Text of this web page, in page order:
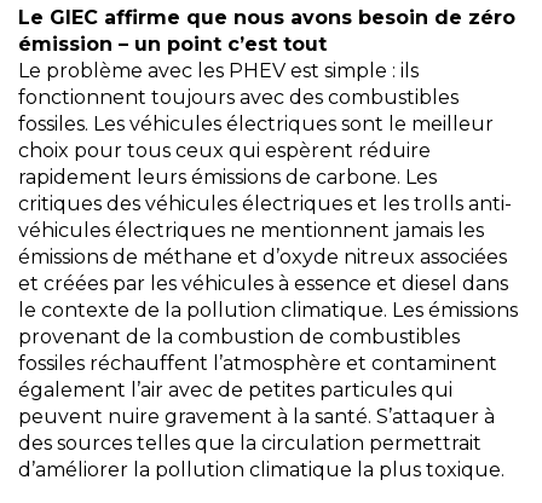
Le GIEC affirme que nous avons besoin de zéro
émission – un point c’est tout
Le problème avec les PHEV est simple : ils
fonctionnent toujours avec des combustibles
fossiles. Les véhicules électriques sont le meilleur
choix pour tous ceux qui espèrent réduire
rapidement leurs émissions de carbone. Les
critiques des véhicules électriques et les trolls anti-
véhicules électriques ne mentionnent jamais les
émissions de méthane et d’oxyde nitreux associées
et créées par les véhicules à essence et diesel dans
le contexte de la pollution climatique. Les émissions
provenant de la combustion de combustibles
fossiles réchauffent l’atmosphère et contaminent
également l’air avec de petites particules qui
peuvent nuire gravement à la santé. S’attaquer à
des sources telles que la circulation permettrait
d’améliorer la pollution climatique la plus toxique.